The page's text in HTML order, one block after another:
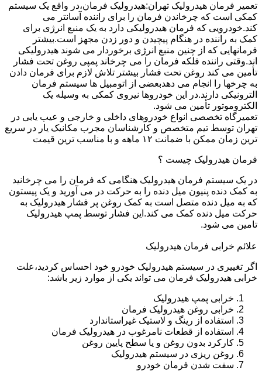
تعمیر فرمان هیدرولیک تهران:هیدرولیک فرمان،در واقع یک سیستم
کمکی است که چرخاندن فرمان را برای راننده آسانتر می
کند.خودرویی که فرمان هیدرولیکی دارد به یک منبع انرژی برای
کمک به راننده در هنگام پیچیدن و دور زدن مجهز است.بیشتر
فرمانهایی که از چنین منبع انرژی برخوردار می شوند هیدرولیکی
اند.وقتی راننده فلکه فرمان را می چرخاند پمپی روغن تحت فشار
تأمین می کند روغن تحت فشار بیشتر تلاش لازم برای فرمان دادن
به چرخها را انجام می دهدبعضی از اتومبیل ها سیستم فرمان
الترونیکی دارند.در این خودروها نیروی کمکی به وسیله یک
الکتروموتور تأمین می شود.
تعمیرگاه تخصصی انواع خودروهای داخلی و خارجی و عیب یابی در
تهران توسط تیم متخصص و کارشناسان مجرب مکانیک یار در سریع
ترین زمان ممکن با ضمانت ۱۲ ماهه و با مناسب ترین قیمت
فرمان هیدرولیک چیست ؟
در یک سیستم فرمان هیدرولیک هنگامی که فرمان را می چرخانید
به کمک دنده پنیون میل دنده را به حرکت در می آورید و یک پیستون
که به میل دنده متصل است به کمک روغن پر فشار هیدرولیک به
حرکت میل دنده کمک می کند.این فشار توسط پمپ هیدرولیک
تامین می شود.
علائم خرابی فرمان هیدرولیک
اگر تغییری در سیستم هیدرولیک خودرو خود احساس کردید،علت
خرابی هیدرولیک فرمان می تواند یکی از موارد زیر باشد:
خرابی پمپ هیدرولیک
خرابی روغن هیدرولیک فرمان
استفاده از رینگ و لاستیک غیراستاندارد
استفاده از قطعات نامرغوب در هیدرولیک فرمان
کارکرد بدون روغن و یا سطح پایین روغن
روغن ریزی در سیستم هیدرولیک
سفت شدن فرمان خودرو